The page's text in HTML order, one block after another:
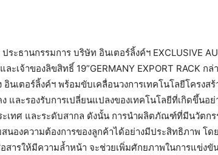
ะธานกรรมการ บริษัท อินเตอร์ลิ้งค์ฯ EXCLUSIVE
ละเจ้าของลิขสิทธิ์ 19”GERMANY EXPORT RACK ก
นเตอร์ลิ้งค์ฯ พร้อมขับเคลื่อนวงการเทคโนโลยีโครงส
และรองรับการเปลี่ยนแปลงของเทคโนโลยีที่เกิดขึ้นอย่
เทศ และระดับสากล ดังนั้น การนำผลิตภัณฑ์ที่มีนวัตกร
นองความต้องการของลูกค้าได้อย่างมีประสิทธิภาพ โ
สารให้มีความล้ำหน้า จะช่วยเพิ่มศักยภาพในการแข่ง